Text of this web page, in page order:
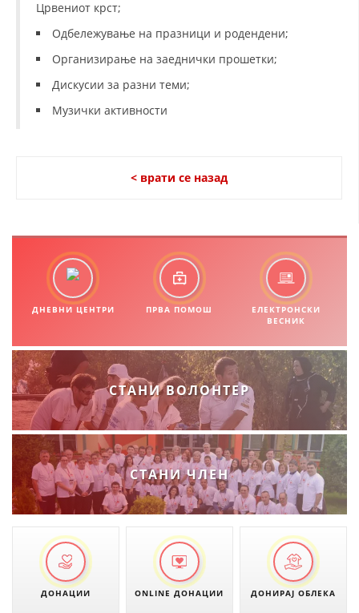
Црвениот крст;
Одбележување на празници и родендени;
Организирање на заеднички прошетки;
Дискусии за разни теми;
Музички активности
< врати се назад
ДНЕВНИ ЦЕНТРИ ПРВА ПОМОШ
ЕЛЕКТРОНСКИ
ВЕСНИК
СТАНИ ВОЛОНТЕР
СТАНИ ЧЛЕН
ДОНАЦИИ ONLINE ДОНАЦИИ ДОНИРАЈ ОБЛЕКА